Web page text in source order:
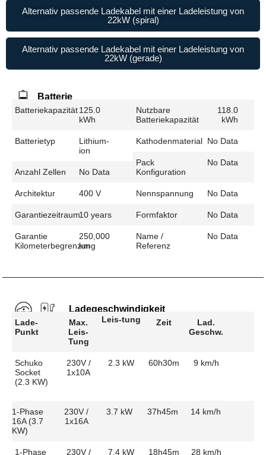
Alternativ passende Ladekabel mit einer Ladeleistung von
22kW (spiral)
Alternativ passende Ladekabel mit einer Ladeleistung von
22kW (gerade)
Batterie
Batteriekapazität125.0
kWh
Batterietyp
Lithium-
ion
Anzahl Zellen No Data
Architektur 400 V
Garantiezeitraum10 years
Garantie
Kilometerbegrenzung
250,000
km
Nutzbare
Batteriekapazität
118.0
kWh
Kathodenmaterial No Data
Pack
Konfiguration
No Data
Nennspannung No Data
Formfaktor No Data
Name /
Referenz
No Data
Ladegeschwindigkeit
Lade-
Punkt
Max.
Leis-
Tung
Leis-tung Zeit
Lad.
Geschw.
Schuko
Socket
(2.3 KW)
230V /
1x10A
2.3 kW 60h30m 9 km/h
1-Phase
16A (3.7
KW)
230V /
1x16A
3.7 kW 37h45m 14 km/h
1-Phase 230V / 7.4 kW 18h45m 28 km/h